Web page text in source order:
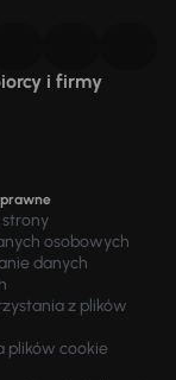
i firmy
strony
osobowych
danych
z plików
plików cookie